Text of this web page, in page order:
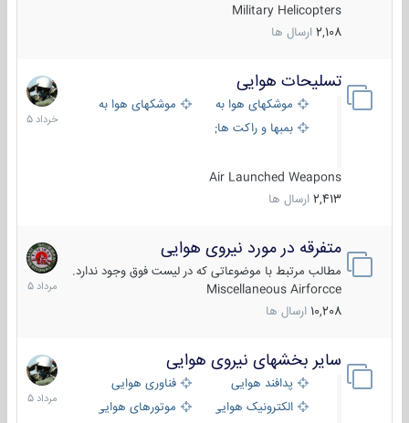
Military Helicopters
2,108 ارسال ها
تسلیحات هوایی
موشکهای هوا به هوا
موشکهای هوا به سطح
بمبها و راکت های هوایی
Air Launched Weapons
2,413 ارسال ها
30
خرداد
1405
متفرقه در مورد نیروی هوایی
مطالب مرتبط با موضوعاتی که در لیست فوق وجود ندارد.
Miscellaneous Airforcce
10,208 ارسال ها
7
مرداد
1405
سایر بخشهای نیروی هوایی
پدافند هوایی
فناوری هوایی
الکترونیک هوایی
موتورهای هوایی
2
مرداد
1405